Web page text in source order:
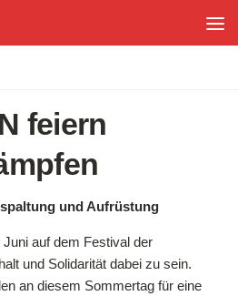
feiern
und Aufrüstung
auf dem Festival der
und Solidarität dabei zu sein.
an diesem Sommertag für eine